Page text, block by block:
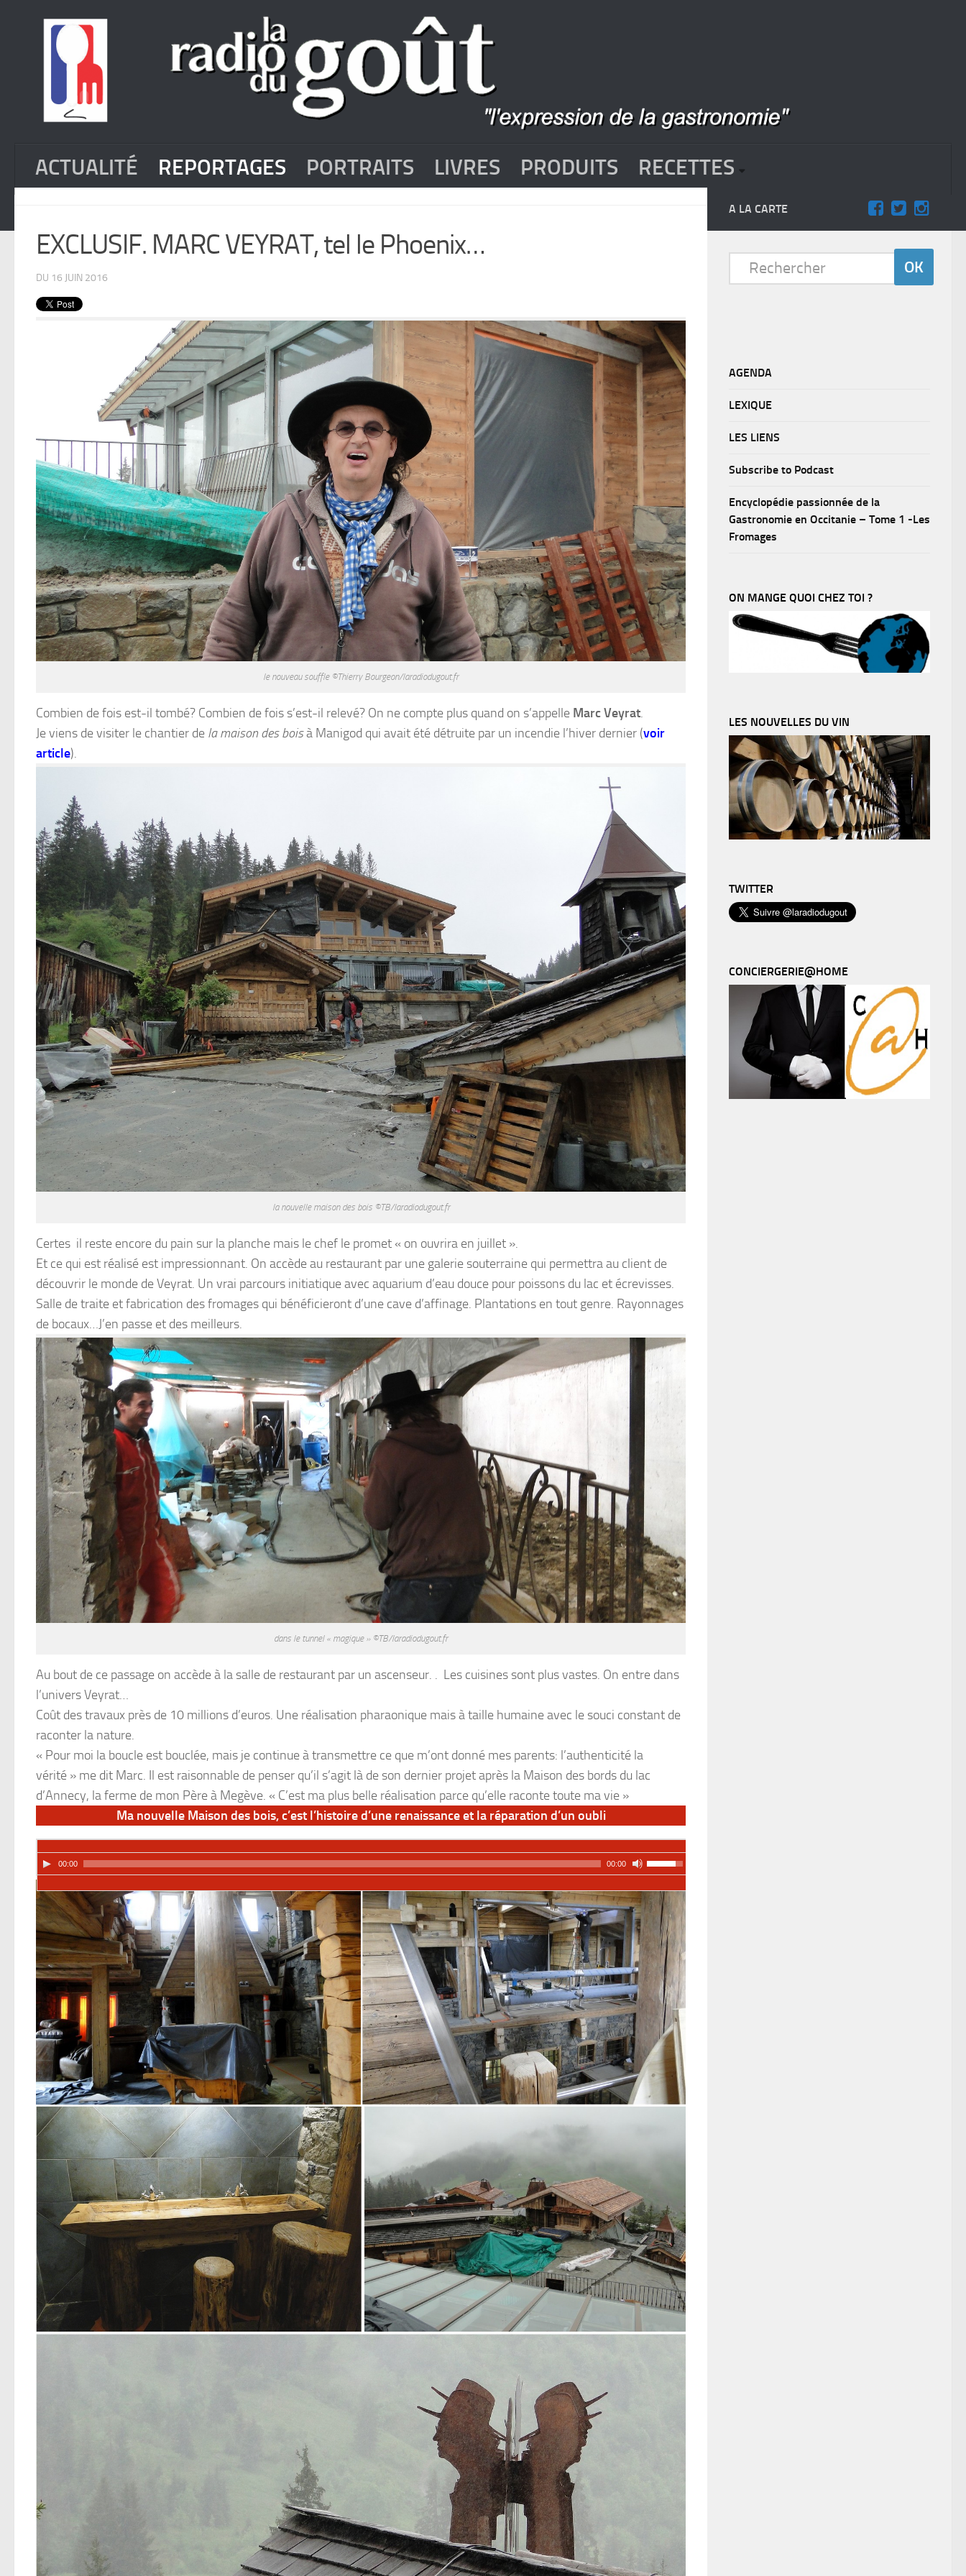
ACTUALITÉ REPORTAGES PORTRAITS LIVRES PRODUITS RECETTES
EXCLUSIF. MARC VEYRAT, tel le Phoenix…
DU 16 JUIN 2016
le nouveau souffle ©Thierry Bourgeon/laradiodugout.fr
Combien de fois est-il tombé? Combien de fois s’est-il relevé? On ne compte plus quand on s’appelle Marc Veyrat.
Je viens de visiter le chantier de la maison des boisà Manigod qui avait été détruite par un incendie l’hiver dernier (voir
article).
la nouvelle maison des bois ©TB/laradiodugout.fr
Certes il reste encore du pain sur la planche mais le chef le promet « on ouvrira en juillet ».
Et ce qui est réalisé est impressionnant. On accède au restaurant par une galerie souterraine qui permettra au client de
découvrir le monde de Veyrat. Un vrai parcours initiatique avec aquarium d’eau douce pour poissons du lac et écrevisses.
Salle de traite et fabrication des fromages qui bénéficieront d’une cave d’affinage. Plantations en tout genre. Rayonnages
de bocaux…J’en passe et des meilleurs.
dans le tunnel « magique » ©TB/laradiodugout.fr
Au bout de ce passage on accède à la salle de restaurant par un ascenseur. . Les cuisines sont plus vastes. On entre dans
l’univers Veyrat…
Coût des travaux près de 10 millions d’euros. Une réalisation pharaonique mais à taille humaine avec le souci constant de
raconter la nature.
« Pour moi la boucle est bouclée, mais je continue à transmettre ce que m’ont donné mes parents: l’authenticité la
vérité » me dit Marc. Il est raisonnable de penser qu’il s’agit là de son dernier projet après la Maison des bords du lac
d’Annecy, la ferme de mon Père à Megève. « C’est ma plus belle réalisation parce qu’elle raconte toute ma vie »
Ma nouvelle Maison des bois, c’est l’histoire d’une renaissance et la réparation d’un oubli
00:00 00:00
A LA CARTE
AGENDA
LEXIQUE
LES LIENS
Subscribe to Podcast
Encyclopédie passionnée de la
Gastronomie en Occitanie – Tome 1 -Les
Fromages
ON MANGE QUOI CHEZ TOI ?
LES NOUVELLES DU VIN
TWITTER
CONCIERGERIE@HOME